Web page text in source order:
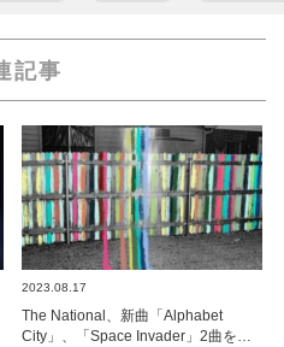
記事
2023.08.17
The National、新曲「Alphabet
City」、「Space Invader」2曲を…